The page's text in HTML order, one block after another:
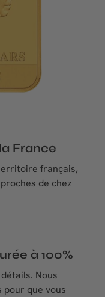
France
français,
de chez
à 100%
Nous
que vous